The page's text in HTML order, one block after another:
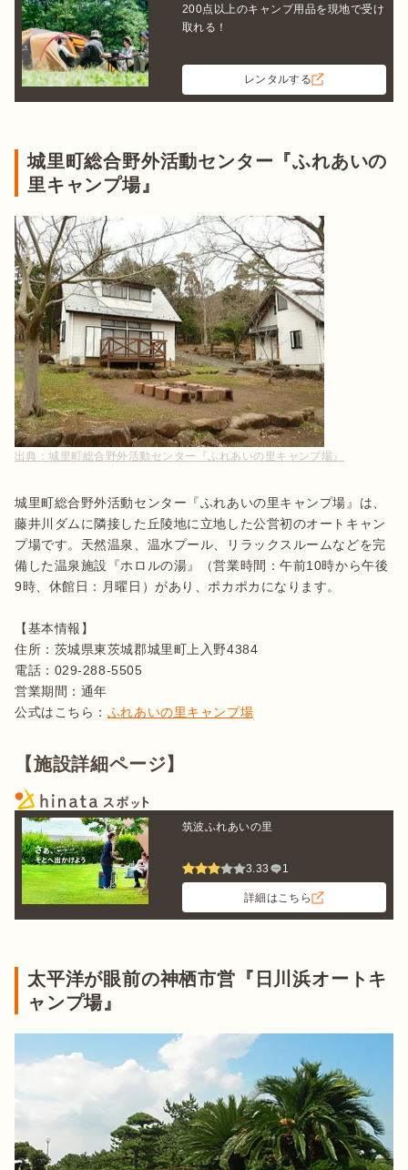
200点以上のキャンプ用品を現地で受け
取れる！
レンタルする
城里町総合野外活動センター『ふれあいの
里キャンプ場』
出典：城里町総合野外活動センター『ふれあいの里キャンプ場』
城里町総合野外活動センター『ふれあいの里キャンプ場』は、
藤井川ダムに隣接した丘陵地に立地した公営初のオートキャン
プ場です。天然温泉、温水プール、リラックスルームなどを完
備した温泉施設『ホロルの湯』（営業時間：午前10時から午後
9時、休館日：月曜日）があり、ポカポカになります。
【基本情報】
住所：茨城県東茨城郡城里町上入野4384
電話：029-288-5505
営業期間：通年
公式はこちら： ふれあいの里キャンプ場
【施設詳細ページ】
筑波ふれあいの里
3.33 1
詳細はこちら
太平洋が眼前の神栖市営『日川浜オートキ
ャンプ場』